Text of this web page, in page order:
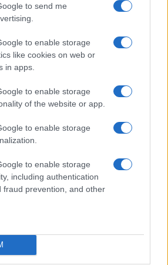
to send me
to enable storage
like cookies on web or
in apps.
to enable storage
of the website or app.
to enable storage
to enable storage
including authentication
fraud prevention, and other
Ζωής μας
καλοκαίρι και ένας
που μας ενώνει κάθε μέρα.
ΟΣΑ ΧΡΕΙΑΖΕΣΑΙ
ΚΑΛΟΚΑΙΡΙ ΣΟΥ →